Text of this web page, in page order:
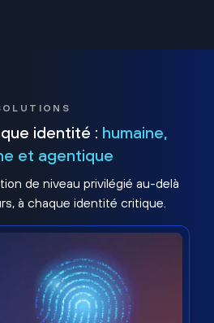
identité : humaine,
et agentique
de niveau privilégié au-delà
à chaque identité critique.